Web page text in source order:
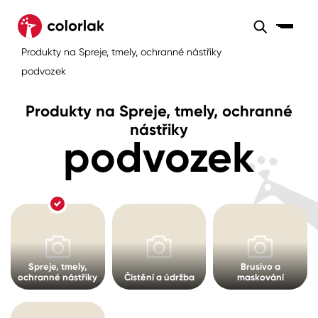
Maloobchod Velkoobchod Sortiment
Prodejny
Inspirace
Rádce
Tónovací systémy
Úvod Aktuality
Sortiment
Kov
Dřevo
Plast, sklo, keramika
Stěny
Fasády
Tónovací systémy
Colorlak Dekor
Colorlak Profi
Sortiment
Produkty na Spreje, tmely, ochranné nástřiky
podvozek
Produkty na Spreje, tmely, ochranné
nástřiky
podvozek
Spreje, tmely,
ochranné nástřiky
Čistění a údržba
Brusivo a
maskování